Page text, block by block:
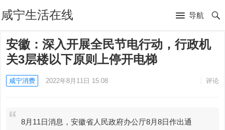
咸宁生活在线 导航
安徽：深入开展全民节电行动，行政机
关3层楼以下原则上停开电梯
咸宁消费 2022年8月11日 15:08 评论
8月11日消息，安徽省人民政府办公厅8月8日作出通